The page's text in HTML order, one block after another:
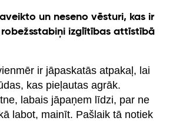
un neseno vēsturi, kas ir
robežsstabiņi izglītības attīstībā
ir jāpaskatās atpakaļ, lai
kas pieļautas agrāk.
labais jāpaņem līdzi, par ne
labot, mainīt. Pašlaik tā notiek